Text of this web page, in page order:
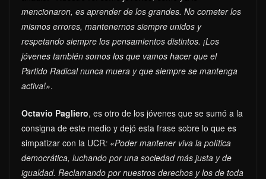
mencionaron, es aprender de los grandes. No cometer los
mismos errores, mantenernos siempre unidos y
respetando siempre los pensamientos distintos. ¡Los
jóvenes también somos los que vamos hacer que el
Partido Radical nunca muera y que siempre se mantenga
activa!».
Octavio Pagliero, es otro de los jóvenes que se sumó a la
consigna de este medio y dejó esta frase sobre lo que es
simpatizar con la UCR: «Poder mantener viva la política
democrática, luchando por una sociedad más justa y de
igualdad. Reclamando por nuestros derechos y los de toda